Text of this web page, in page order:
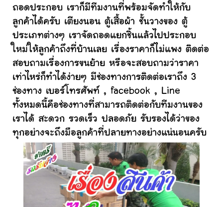
ถอดประกอบ เราก็มีทีมงานที่พร้อมจัดทำให้กับ
ลูกค้าได้ครับ เตียงนอน ตู้เสื้อผ้า ชั้นวางของ ตู้
ประเภทต่างๆ เราจัดถอดแยกชิ้นแล้วไปประกอบ
ใหม่ให้ลูกค้าถึงที่บ้านเลย เรื่องราคาก็ไม่แพง ติดต่อ
สอบถามเรื่องการขนย้าย หรือจะสอบถามว่าราคา
เท่าไหร่ก็ทำได้ง่ายๆ มีช่องทางการติดต่อเราถึง 3
ช่องทาง เบอร์โทรศัพท์ , facebook , Line
ทั้งหมดนี้คือช่องทางที่สามารถติดต่อกับทีมงานของ
เราได้ สะดวก รวดเร็ว ปลอดภัย รับรองได้ว่าของ
ทุกอย่างจะถึงมือลูกค้าที่ปลายทางอย่างแน่นอนครับ